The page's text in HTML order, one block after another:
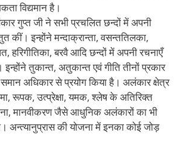
विद्यमान है।
गुप्त जी ने सभी प्रचलित छन्दों में अपनी
कीं। इन्होंने मन्दाक्रान्ता, वसन्ततिलका,
हरिगीतिका, बरवै आदि छन्दों में अपनी रचनाएँ
तुकान्त, अतुकान्त एवं गीति तीनों प्रकार
अधिकार से प्रयोग किया है। अलंकार क्षेत्र
रूपक, उत्प्रेक्षा, यमक, श्लेष के अतिरिक्त
मानवीकरण जैसे आधुनिक अलंकारों का भी
अन्त्यानुप्रास की योजना में इनका कोई जोड़